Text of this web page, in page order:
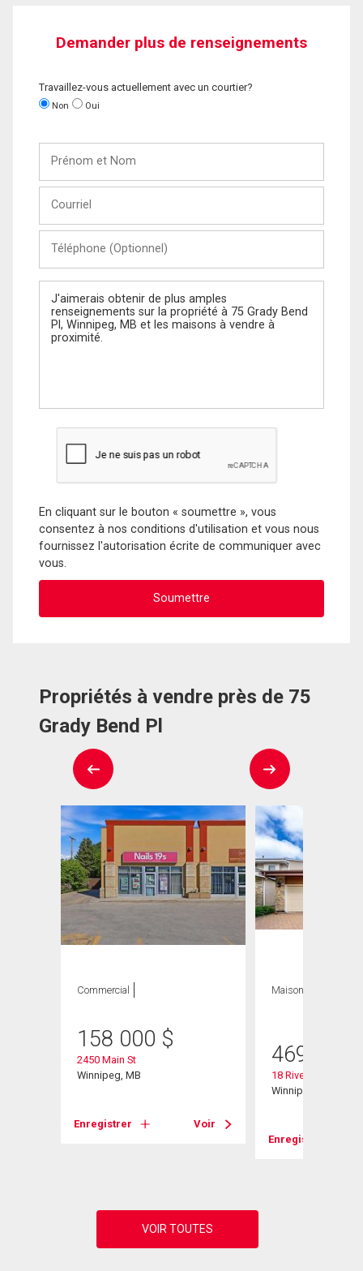
Demander plus de renseignements
Travaillez-vous actuellement avec un courtier?
Non Oui
Nom
(Optionnel)
Message
En cliquant sur le bouton « soumettre », vous
consentez à nos conditions d'utilisation et vous nous
fournissez l'autorisation écrite de communiquer avec
vous.
Propriétés à vendre près de 75
Grady Bend Pl
Commercial
158 000 $
2450 Main St
Winnipeg, MB
Enregistrer Voir
Maison
469 900
18 Riverstone Rd
Winnipeg, MB
Enregistrer